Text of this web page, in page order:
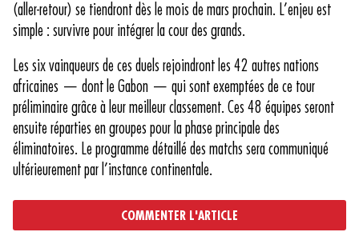
(aller-retour) se tiendront dès le mois de mars prochain. L’enjeu est
simple : survivre pour intégrer la cour des grands.
Les six vainqueurs de ces duels rejoindront les 42 autres nations
africaines — dont le Gabon — qui sont exemptées de ce tour
préliminaire grâce à leur meilleur classement. Ces 48 équipes seront
ensuite réparties en groupes pour la phase principale des
éliminatoires. Le programme détaillé des matchs sera communiqué
ultérieurement par l’instance continentale.
COMMENTER L'ARTICLE